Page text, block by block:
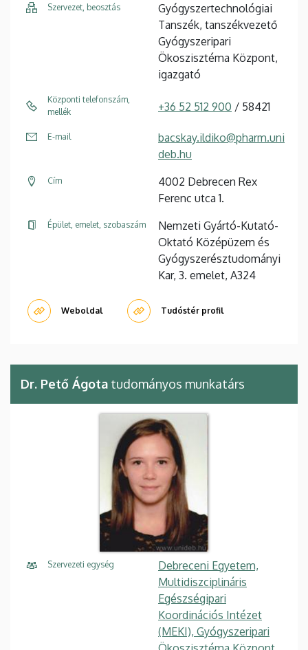
Szervezet, beosztás
Gyógyszertechnológiai
Tanszék, tanszékvezető
Gyógyszeripari
Ökoszisztéma Központ,
igazgató
Központi telefonszám,
mellék
+36 52 512 900 / 58421
E-mail
bacskay.ildiko@pharm.uni
deb.hu
Cím
4002 Debrecen Rex
Ferenc utca 1.
Épület, emelet, szobaszám
Nemzeti Gyártó-Kutató-
Oktató Középüzem és
Gyógyszerésztudományi
Kar, 3. emelet, A324
Weboldal Tudóstér profil
Dr. Pető Ágota tudományos munkatárs
Szervezeti egység
Debreceni Egyetem,
Multidiszciplináris
Egészségipari
Koordinációs Intézet
(MEKI), Gyógyszeripari